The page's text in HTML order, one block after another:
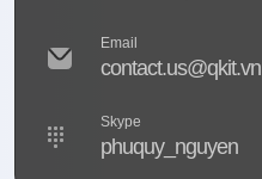
Email
contact.us@qkit.vn
Skype
phuquy_nguyen